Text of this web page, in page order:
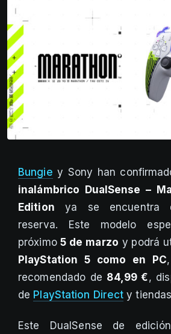
Bungie y Sony han
inalámbrico DualSense –
Edition ya se encuentra
reserva. Este modelo
próximo5 de marzo y podrá
PlayStation 5 como en PC
recomendado de 84,99 €,
de PlayStation Direct y
Este DualSense de